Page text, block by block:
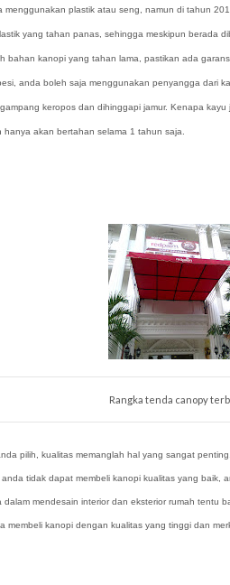
menggunakan plastik atau seng, namun di tahun
yang tahan panas, sehingga meskipun berada
bahan kanopi yang tahan lama, pastikan ada
anda boleh saja menggunakan penyangga dari
keropos dan dihinggapi jamur. Kenapa
hanya akan bertahan selama 1 tahun saja.
Rangka tenda canopy
pilih, kualitas memanglah hal yang sangat
tidak dapat membeli kanopi kualitas yang baik,
dalam mendesain interior dan eksterior rumah tentu
membeli kanopi dengan kualitas yang tinggi dan